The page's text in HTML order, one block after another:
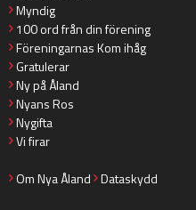
Myndig
100 ord från din förening
Föreningarnas Kom ihåg
Gratulerar
Ny på Åland
Nyans Ros
Nygifta
Vi firar
Om Nya Åland Dataskydd